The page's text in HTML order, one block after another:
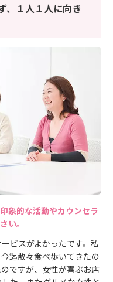
、１人１人に向き
象的な活動やカウンセラ
い。
ビスがよかったです。私
迄散々食べ歩いてきたの
ですが、女性が喜ぶお店